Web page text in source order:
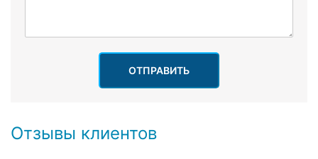
ОТПРАВИТЬ
Отзывы клиентов